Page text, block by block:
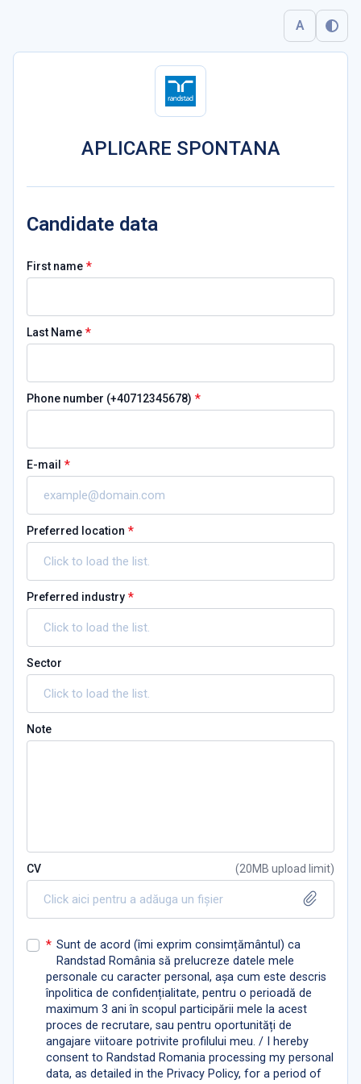
A
APLICARE SPONTANA
Candidate data
First name *
Last Name *
Phone number (+40712345678) *
E-mail *
Preferred location *
Preferred industry *
Sector
Note
CV (20MB upload limit)
Click aici pentru a adăuga un fișier
* Sunt de acord (îmi exprim consimțământul) ca
Randstad România să prelucreze datele mele
personale cu caracter personal, așa cum este descris
înpolitica de confidențialitate, pentru o perioadă de
maximum 3 ani în scopul participării mele la acest
proces de recrutare, sau pentru oportunități de
angajare viitoare potrivite profilului meu. / I hereby
consent to Randstad Romania processing my personal
data, as detailed in the Privacy Policy, for a period of